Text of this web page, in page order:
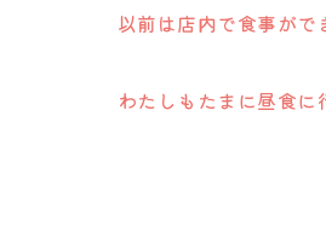
以前は店内で食事が
わたしもたまに昼食